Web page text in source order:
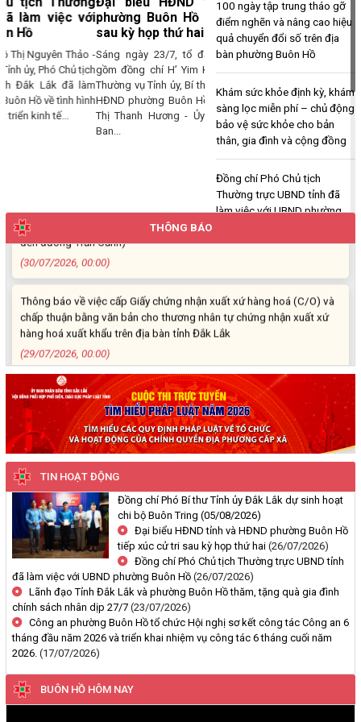
phường Buôn Hồ tiếp xúc cử tri
sau kỳ họp thứ hai
Sáng ngày 23/7, tổ đại biểu HĐND tỉnh
gồm đồng chí H’ Yim Kđoh - Ủy viên Ban
Thường vụ Tỉnh ủy, Bí thư Đảng ủy, Chủ tịch
HĐND phường Buôn Hồ; đồng chí Nguyễn
Thị Thanh Hương - Ủy viên chuyên trách
100 ngày tập trung tháo gỡ
điểm nghẽn và nâng cao hiệu
quả chuyển đổi số trên địa
bàn phường Buôn Hồ
Khám sức khỏe định kỳ, khám
sàng lọc miễn phí – chủ động
bảo vệ sức khỏe cho bản
thân, gia đình và cộng đồng
Đồng chí Phó Chủ tịch
Thường trực UBND tỉnh đã
làm việc với UBND phường
phường Buôn Hồ tiếp xúc cử
tri sau kỳ họp thứ hai
Lãnh đạo Tỉnh Đắk Lắk và
quà gia đình chính sách nhân
dịp 27/7
THÔNG BÁO
Ngọc Loan. Thường trú tại: Phường Buôn Hồ, tỉnh Đắk Lắk
(06/08/2026, 00:00)
V/v công khai Quyết định số 2412/QĐ-UBND ngày 31/7/2026 của
UBND tỉnh Đắk Lắk về việc bổ nhiệm hòa giải viên lao động trên địa
bàn tỉnh Đắk Lắk
(04/08/2026, 00:00)
Thông báo về việc niêm yết công khai Dự thảo phương án bồi
thường, hỗ trợ và bảng công khai phương án chi tiết kinh phí bồi
thường, hỗ trợ khi Nhà nước thu hồi đất để thực hiện Dự án: Cải
tạo, nâng cấp đường Nơ Trang Lơng (đoạn từ đường Nguyễn Hiền
đến đường Trần Cảnh)
(30/07/2026, 00:00)
Thông báo về việc cấp Giấy chứng nhận xuất xứ hàng hoá (C/O) và
chấp thuận bằng văn bản cho thương nhân tự chứng nhận xuất xứ
hàng hoá xuất khẩu trên địa bàn tỉnh Đắk Lắk
(29/07/2026, 00:00)
Thông báo công khai về việc đo đạc, ký giáp ranh đối với thửa đất
số 59, tờ bản đồ số 89 thuộc Đoàn Kết 1, phường Buôn Hồ, tỉnh
Đắk Lắk do Nguyễn Thị Bích Liên và bà Nguyễn Thị Kiều Oanh;
thường trú tại TDP An Bình 4, phường Buôn Hồ, tỉnh Đắk Lắk đang
sử dụng
(29/07/2026, 00:00)
Thông báo về việc niêm yết, công khai hồ sơ mất Giấy chứng nhận
quyền sử dụng đất mang tên ông Cù Văn Châu và bà Nguyễn Thị
Kim Tâm. Thường trú tại: Phường Buôn Hồ, tỉnh Đắk Lắk
(29/07/2026, 00:00)
Thông báo về việc cấp giấy chứng nhận quyền sử dụng đất, tài sản
khác gắn liền với đất cho ông Lê Đình Lộc và ông Lê Đình Hậu sử
dụng đất tại phường Buôn Hồ, tỉnh Đắk Lắk
(24/07/2026, 00:00)
Thông báo về việc niêm yết công khai kết quả kiểm tra hồ sơ đăng
ký, cấp giấy chứng nhận diện tích tăng thêm của ông Nguyễn Tấn
TIN HOẠT ĐỘNG
Đồng chí Phó Bí thư Tỉnh ủy Đắk Lắk dự sinh hoạt
chi bộ Buôn Tring(05/08/2026)
Đại biểu HĐND tỉnh và HĐND phường Buôn Hồ
tiếp xúc cử tri sau kỳ họp thứ hai(26/07/2026)
Đồng chí Phó Chủ tịch Thường trực UBND tỉnh
đã làm việc với UBND phường Buôn Hồ (26/07/2026)
Lãnh đạo Tỉnh Đắk Lắk và phường Buôn Hồ thăm, tặng quà gia đình
chính sách nhân dịp 27/7 (23/07/2026)
Công an phường Buôn Hồ tổ chức Hội nghị sơ kết công tác Công an 6
tháng đầu năm 2026 và triển khai nhiệm vụ công tác 6 tháng cuối năm
2026. (17/07/2026)
BUÔN HỒ HÔM NAY